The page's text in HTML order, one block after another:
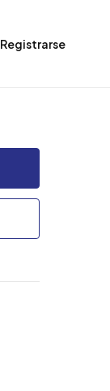
Registrarse